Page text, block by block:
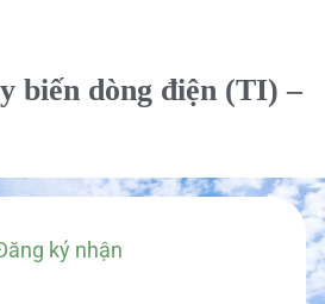
biến dòng điện (TI) –
ký nhận